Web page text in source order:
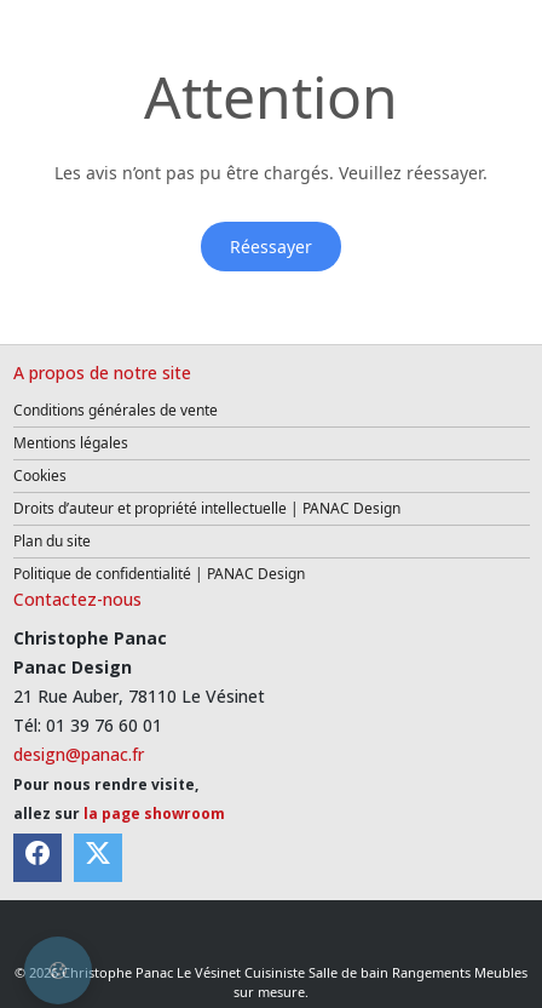
Attention
Les avis n’ont pas pu être chargés. Veuillez réessayer.
Réessayer
A propos de notre site
Conditions générales de vente
Mentions légales
Cookies
Droits d’auteur et propriété intellectuelle | PANAC Design
Plan du site
Politique de confidentialité | PANAC Design
Contactez-nous
Christophe Panac
Panac Design
21 Rue Auber, 78110 Le Vésinet
Tél: 01 39 76 60 01
design@panac.fr
Pour nous rendre visite,
allez sur la page showroom
© 2026 Christophe Panac Le Vésinet Cuisiniste Salle de bain Rangements Meubles
sur mesure.